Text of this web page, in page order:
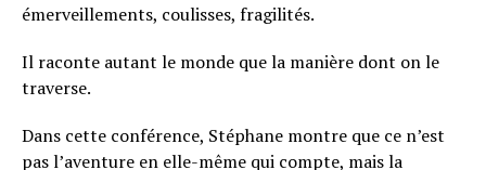
émerveillements, coulisses, fragilités.
Il raconte autant le monde que la manière dont on le
traverse.
Dans cette conférence, Stéphane montre que ce n’est
pas l’aventure en elle-même qui compte, mais la